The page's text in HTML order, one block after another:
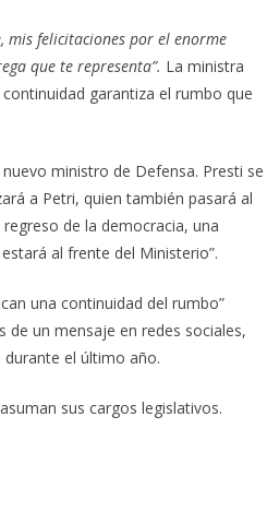
mis felicitaciones por el enorme
que te representa”. La ministra
garantiza el rumbo que
ministro de Defensa. Presti se
a Petri, quien también pasará al
de la democracia, una
al frente del Ministerio”.
una continuidad del rumbo”
de un mensaje en redes sociales,
el último año.
sus cargos legislativos.